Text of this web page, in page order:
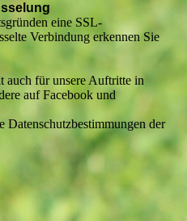
eine SSL-
Verbindung erkennen Sie
auch für unsere Auftritte in
auf Facebook und
Datenschutzbestimmungen der